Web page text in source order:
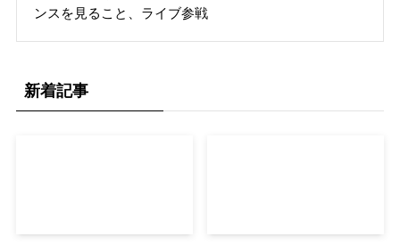
ンスを見ること、ライブ参戦
新着記事